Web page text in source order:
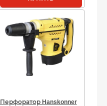
Перфоратор Hanskonner